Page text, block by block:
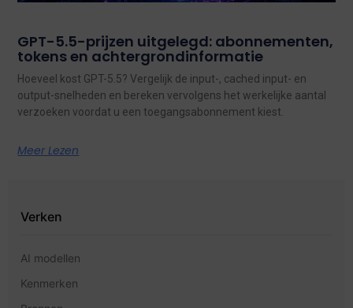
GPT-5.5-prijzen uitgelegd: abonnementen,
tokens en achtergrondinformatie
Hoeveel kost GPT-5.5? Vergelijk de input-, cached input- en
output-snelheden en bereken vervolgens het werkelijke aantal
verzoeken voordat u een toegangsabonnement kiest.
Meer Lezen
Verken
AI modellen
Kenmerken